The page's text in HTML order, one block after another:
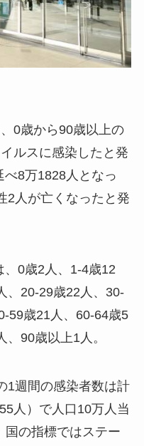
0歳から90歳以上の
ルスに感染したと発
8万1828人となっ
2人が亡くなったと発
0歳2人、1-4歳12
、20-29歳22人、30-
59歳21人、60-64歳5
90歳以上1人。
1週間の感染者数は計
人）で人口10万人当
国の指標ではステー